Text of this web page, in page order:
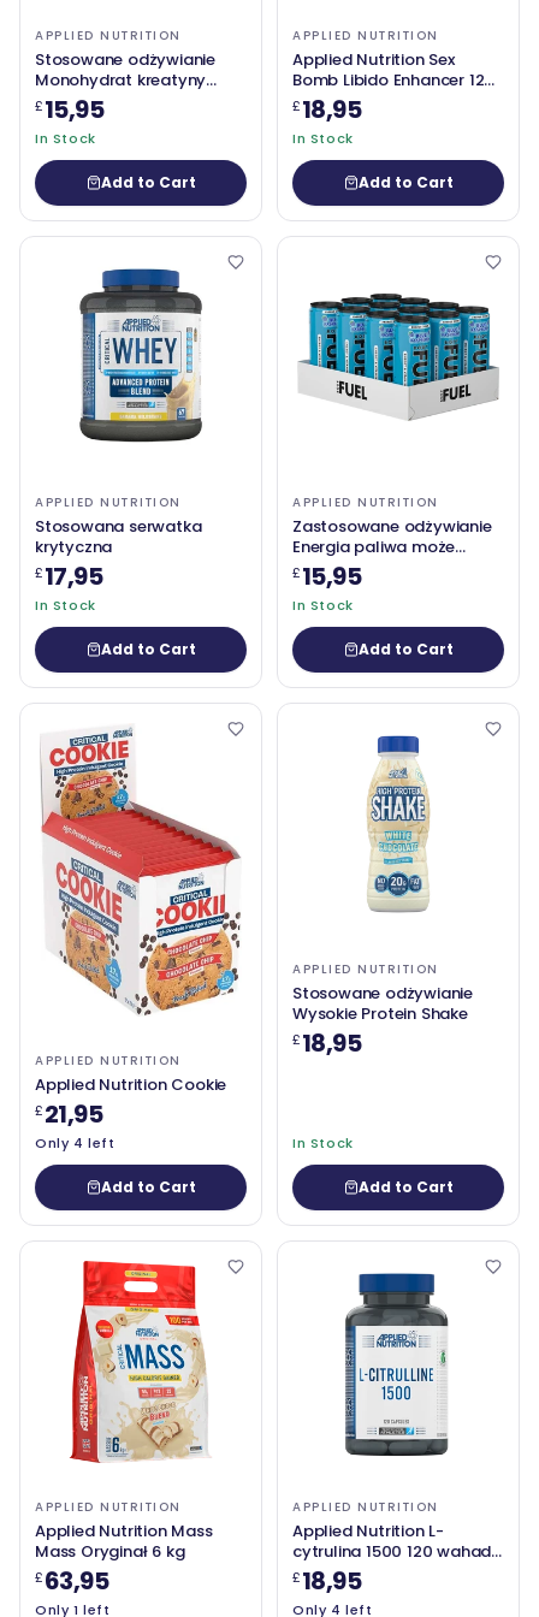
APPLIED NUTRITION
Stosowane odżywianie
Monohydrat kreatyny
250G
£15,95
In Stock
Add to Cart
APPLIED NUTRITION
Applied Nutrition Sex
Bomb Libido Enhancer 120
warzyków
£18,95
In Stock
Add to Cart
APPLIED NUTRITION
Stosowana serwatka
krytyczna
£17,95
In Stock
Add to Cart
APPLIED NUTRITION
Zastosowane odżywianie
Energia paliwa może
12x330 ml napój
energetyczny
£15,95
In Stock
Add to Cart
APPLIED NUTRITION
Applied Nutrition Cookie
£21,95
Only 4 left
Add to Cart
APPLIED NUTRITION
Stosowane odżywianie
Wysokie Protein Shake
£18,95
In Stock
Add to Cart
APPLIED NUTRITION
Applied Nutrition Mass
Mass Oryginał 6 kg
£63,95
Only 1 left
APPLIED NUTRITION
Applied Nutrition L-
cytrulina 1500 120 wahad
warzywnych
£18,95
Only 4 left